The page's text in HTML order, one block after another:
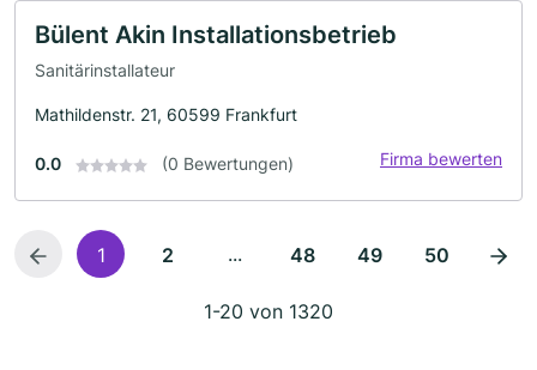
Bülent Akin Installationsbetrieb
Sanitärinstallateur
Mathildenstr. 21, 60599 Frankfurt
0.0 (0 Bewertungen) Firma bewerten
1 2 ... 48 49 50
1-20 von 1320